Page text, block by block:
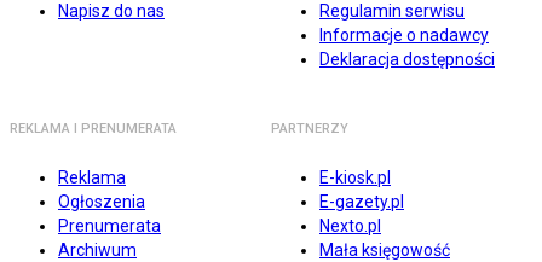
Napisz do nas
Regulamin serwisu
Informacje o nadawcy
Deklaracja dostępności
REKLAMA I PRENUMERATA
Reklama
Ogłoszenia
Prenumerata
Archiwum
PARTNERZY
E-kiosk.pl
E-gazety.pl
Nexto.pl
Mała księgowość